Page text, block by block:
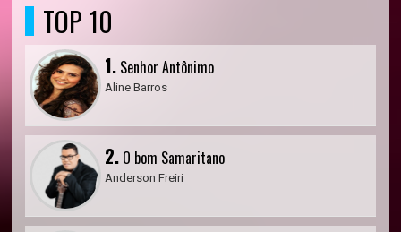
TOP 10
1. Senhor Antônimo
Aline Barros
2. O bom Samaritano
Anderson Freiri